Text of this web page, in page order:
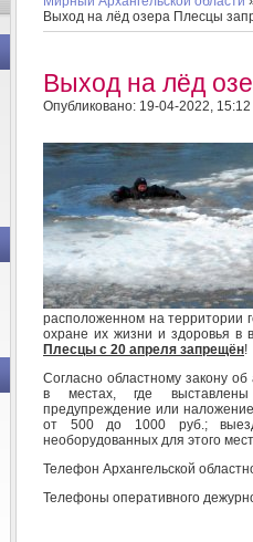
Выход на лёд озера Плесцы
Выход на лёд
Опубликовано: 19-04-2022, 15:12
расположенном на территории
охране их жизни и здоровья в
Плесцы с 20 апреля запрещён!
Согласно областному закону
в местах, где
предупреждение или
от 500 до 1000 руб.;
необорудованных для этого
Телефон Архангельской
Телефоны оперативного